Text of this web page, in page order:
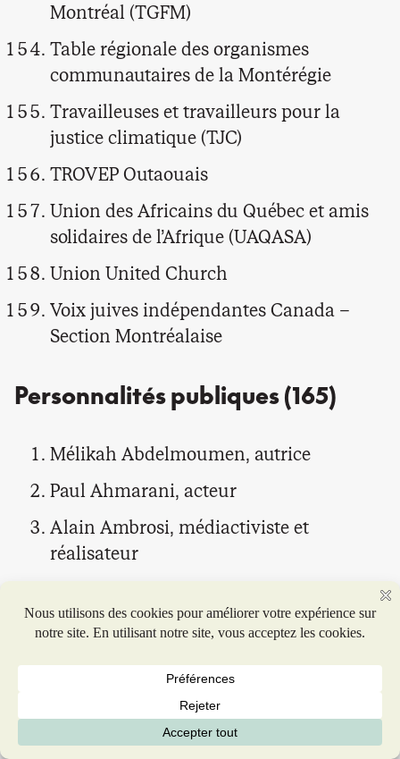
Montréal (TGFM)
Table régionale des organismes
communautaires de la Montérégie
Travailleuses et travailleurs pour la
justice climatique (TJC)
TROVEP Outaouais
Union des Africains du Québec et amis
solidaires de l’Afrique (UAQASA)
Union United Church
Voix juives indépendantes Canada –
Section Montréalaise
Personnalités publiques (165)
Mélikah Abdelmoumen, autrice
Paul Ahmarani, acteur
Alain Ambrosi, médiactiviste et
réalisateur
Rachad Antonius, professeur associé,
Françoise Armand, professeure émérite,
prix Georges-Émile-Lapalme 2024
Charlotte Aubin, actrice